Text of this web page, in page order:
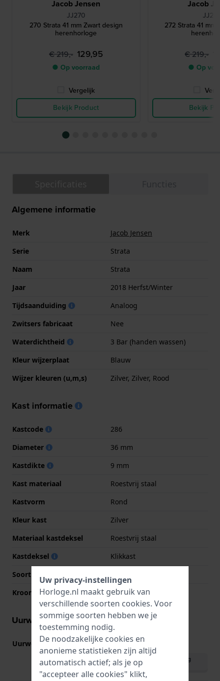
Jacob Jensen
JJ270
270 Strata 41 mm Zwart design
herenhorloge
€ 219,- 129,95
● Op voorraad
Vergelijk
Bekijk Product
Jacob
272 Strata 41
€ 219,-
● Op
Bekijk
Algemene informatie
Merk
Jacob Jensen
Serie
Strata
Naam
Strata
Jaar
2018 Herfst/Winter
Tijdsaanduiding
Analoog
Zwitsers fabricaat
Nee
Waterdichtheid
3 Bar (handen wassen)
Kleur wijzerplaat
Blauw
Wijzer kleuren (u,m,s)
Zilver, Zilver, Rood
Kast informatie
Kastcode
286
Diameter
36 mm
Kastdikte
9 mm
Kast materiaal
Roestvrij staal
Kastvorm
Rond
Kleur kast
Zilver
Materiaal kastdeksel
Roestvrij staal
Kastdeksel
Klikkast
Soort glas
Kroon
Trek kroon
Uurwerk informatie
Uurwerk nr. 763(Bekijk specificaties
Download handleiding
Uw privacy-instellingen
Horloge.nl maakt gebruik van
verschillende soorten cookies. Voor
sommige soorten hebben we je
toestemming nodig.
De noodzakelijke cookies en
anonieme statistieken zijn altijd
automatisch actief; als je op
"accepteer alle cookies" klikt,